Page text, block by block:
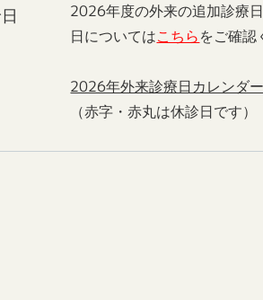
2026年度の外来の追加診療
日についてはこちらをご確認
2026年外来診療日カレンダ
（赤字・赤丸は休診日です）